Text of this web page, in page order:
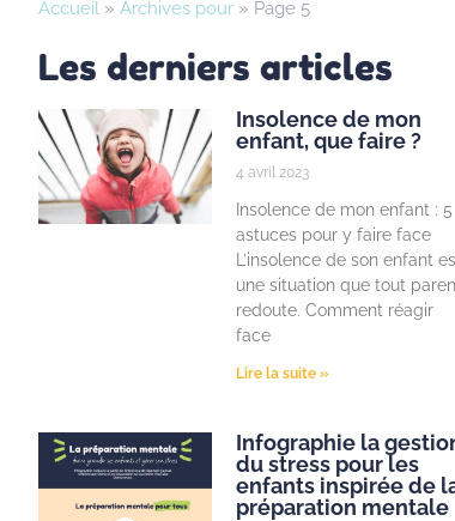
Accueil » Archives pour » Page 5
Les derniers articles
Insolence de mon
enfant, que faire ?
4 avril 2023
Insolence de mon enfant : 5
astuces pour y faire face
L’insolence de son enfant
une situation que tout
redoute. Comment réagir
face
Lire la suite »
Infographie la
du stress pour les
enfants inspirée de
préparation mentale